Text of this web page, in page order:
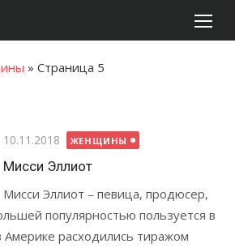
» Страница 5
Опубликовано
10.11.2018 ЖЕНЩИНЫ
Мисси Эллиот
Мисси Эллиот – певица, продюсер,
популярностью пользуется в
расходились тиражом